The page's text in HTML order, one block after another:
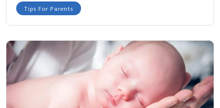
Tips For Parents